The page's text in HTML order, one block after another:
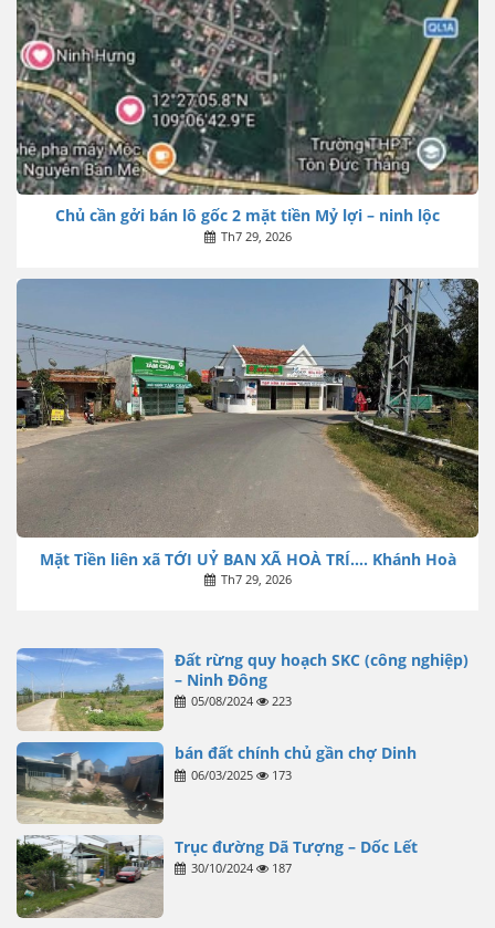
Chủ cần gởi bán lô gốc 2 mặt tiền Mỷ lợi – ninh lộc
Th7 29, 2026
Mặt Tiền liên xã TỚI UỶ BAN XÃ HOÀ TRÍ…. Khánh Hoà
Th7 29, 2026
Đất rừng quy hoạch SKC (công nghiệp)
– Ninh Đông
05/08/2024 223
bán đất chính chủ gần chợ Dinh
06/03/2025 173
Trục đường Dã Tượng – Dốc Lết
30/10/2024 187